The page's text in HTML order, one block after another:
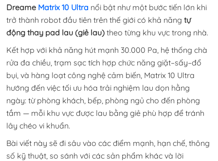
Dreame Matrix 10 Ultra nổi bật như một bước tiến lớn khi
trở thành robot đầu tiên trên thế giới có khả năngtự
động thay pad lau (giẻ lau) theo từng khu vực trong nhà.
Kết hợp với khả năng hút mạnh 30.000 Pa, hệ thống chà
rửa đa chiều, trạm sạc tích hợp chức năng giặt–sấy–đổ
bụi, và hàng loạt công nghệ cảm biến, Matrix 10 Ultra
hướng đến việc tối ưu hóa trải nghiệm lau dọn hằng
ngày: từ phòng khách, bếp, phòng ngủ cho đến phòng
tắm — mỗi khu vực được lau bằng giẻ phù hợp để tránh
lây chéo vi khuẩn.
Bài viết này sẽ đi sâu vào các điểm mạnh, hạn chế, thông
số kỹ thuật, so sánh với các sản phẩm khác và lời